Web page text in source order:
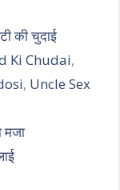
की चुदाई
Ki Chudai,
, Uncle Sex
मजा